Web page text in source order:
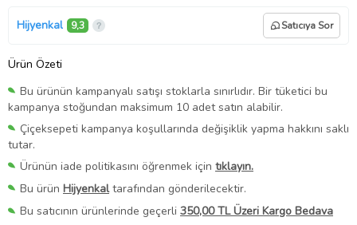
Hijyenkal 9,3 Satıcıya Sor
Ürün Özeti
Bu ürünün kampanyalı satışı stoklarla sınırlıdır. Bir tüketici bu
kampanya stoğundan maksimum 10 adet satın alabilir.
Çiçeksepeti kampanya koşullarında değişiklik yapma hakkını saklı
tutar.
Ürünün iade politikasını öğrenmek için tıklayın.
Bu ürün Hijyenkaltarafından gönderilecektir.
Bu satıcının ürünlerinde geçerli 350,00 TL Üzeri Kargo Bedava